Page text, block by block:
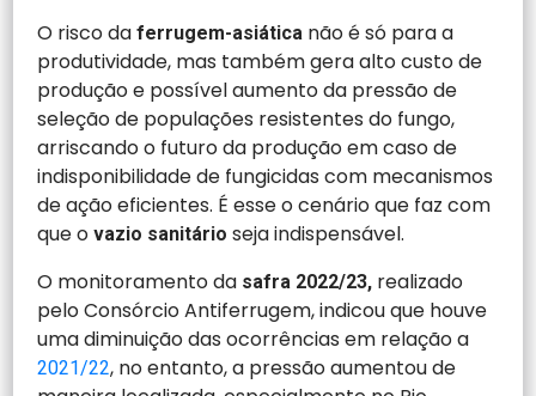
O risco da ferrugem-asiática não é só para a
produtividade, mas também gera alto custo de
produção e possível aumento da pressão de
seleção de populações resistentes do fungo,
arriscando o futuro da produção em caso de
indisponibilidade de fungicidas com mecanismos
de ação eficientes. É esse o cenário que faz com
que ovazio sanitário seja indispensável.
O monitoramento da safra 2022/23, realizado
pelo Consórcio Antiferrugem, indicou que houve
uma diminuição das ocorrências em relação a
2021/22, no entanto, a pressão aumentou de